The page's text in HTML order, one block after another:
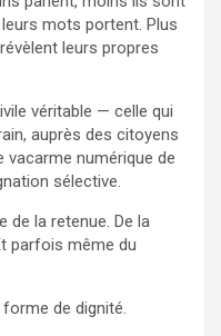
mots portent. Plus
leurs propres
véritable — celle qui
auprès des citoyens
numérique de
sélective.
de la retenue. De la
parfois même du
de dignité.